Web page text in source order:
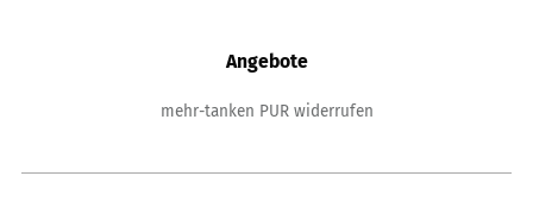
Angebote
mehr-tanken PUR widerrufen